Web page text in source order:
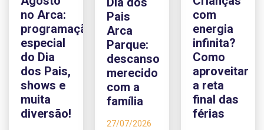
no Arca:
programação
especial
do Dia
dos Pais,
shows e
muita
diversão!
Pais
Arca
Parque:
descanso
merecido
com a
família
27/07/2026
com
energia
infinita?
Como
aproveitar
a reta
final das
férias